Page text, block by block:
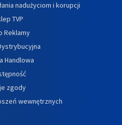
nadużyciom i korupcji
TVP
Reklamy
Handlowa
zgody
wewnętrznych